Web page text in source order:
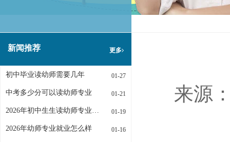
新闻推荐 更多
初中毕业读幼师需要几年 01-27
中考多少分可以读幼师专业 01-21
2026年初中生生读幼师专业招生条件是什么 01-19
2026年幼师专业就业怎么样 01-16
来源